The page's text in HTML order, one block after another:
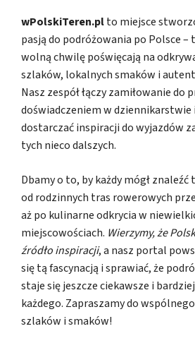
wPolskiTeren.plto miejsce
pasją do podróżowania po Polsce –
wolną chwilę poświęcają na
szlaków, lokalnych smaków i
Nasz zespół łączy zamiłowanie do
doświadczeniem w dziennikarstwie
dostarczać inspiracji do wyjazdów
tych nieco dalszych.
Dbamy o to, by każdy mógł znaleźć
od rodzinnych tras rowerowych
aż po kulinarne odkrycia w
miejscowościach. Wierzymy, że
źródło inspiracji, a nasz portal
się tą fascynacją i sprawiać, że
staje się jeszcze ciekawsze i
każdego. Zapraszamy do
szlaków i smaków!